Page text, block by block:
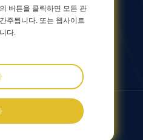
사이트
버튼을 클릭하면 모든 관
주됩니다. 또는 웹사이트
다.